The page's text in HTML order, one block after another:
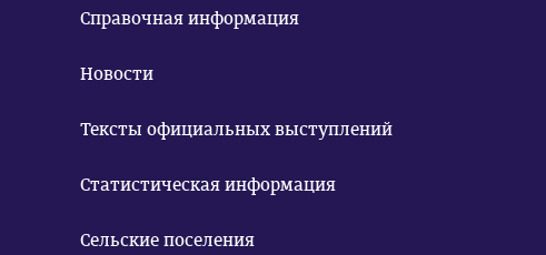
Справочная информация
Новости
Тексты официальных выступлений
Статистическая информация
Сельские поселения